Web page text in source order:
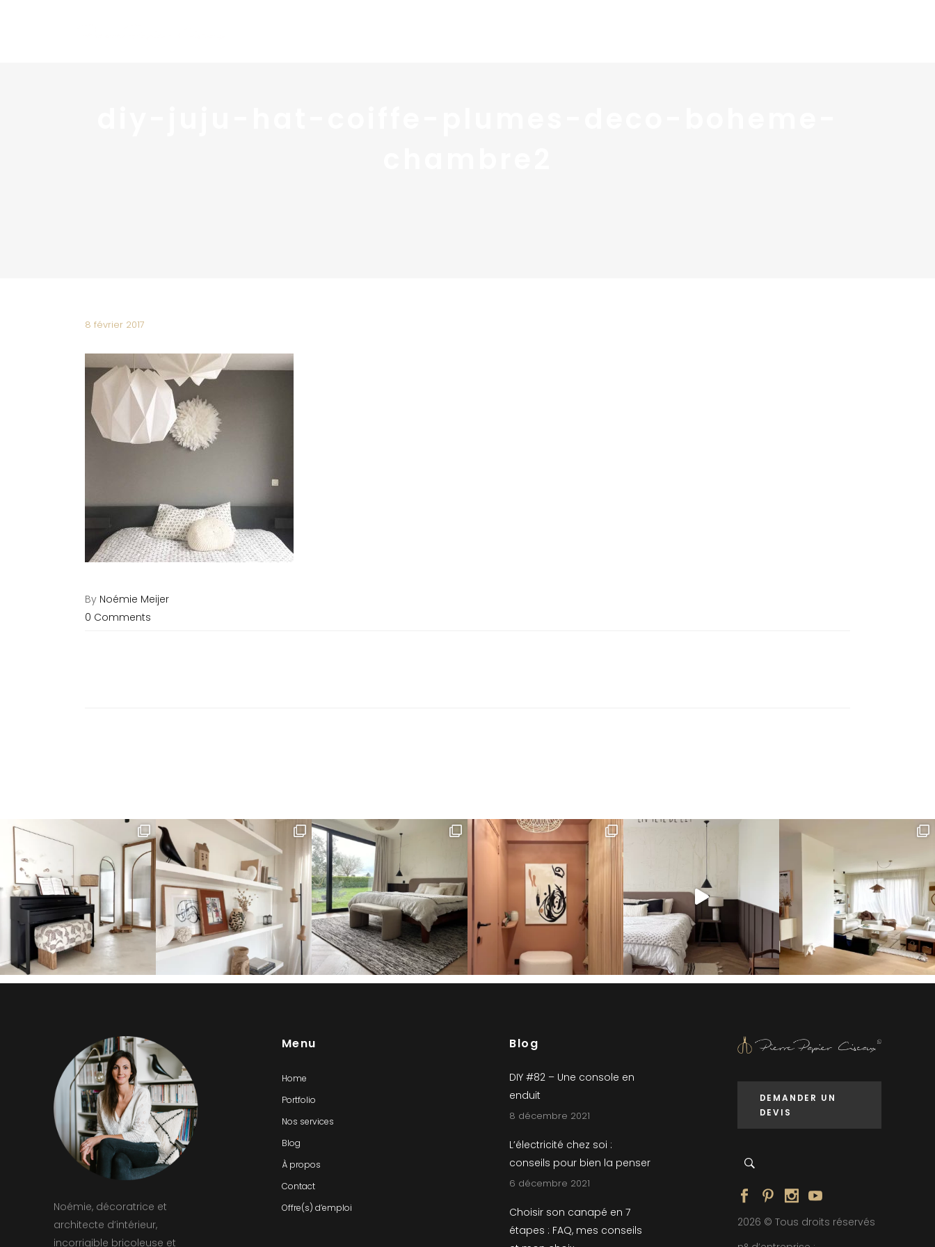
8 février 2017
By Noémie Meijer
0 Comments
Noémie, décoratrice et
architecte d’intérieur,
incorrigible bricoleuse et
Menu
Home
Portfolio
Nos services
Blog
À propos
Contact
Offre(s) d’emploi
Blog
DIY #82 – Une console en
enduit
8 décembre 2021
L’électricité chez soi :
conseils pour bien la penser
6 décembre 2021
Choisir son canapé en 7
étapes : FAQ, mes conseils
DEMANDER UN
DEVIS
2026 © Tous droits réservés